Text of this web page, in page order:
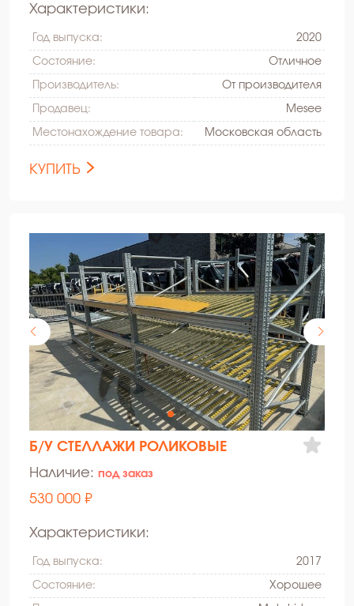
Характеристики:
Год выпуска: 2020
Состояние: Oтличное
Производитель: От производителя
Продавец: Mesee
Местонахождение товара: Московская область
КУПИТЬ
Б/У СТЕЛЛАЖИ РОЛИКОВЫЕ
Наличие: под заказ
530 000 ₽
Характеристики:
Год выпуска: 2017
Состояние: Xорошее